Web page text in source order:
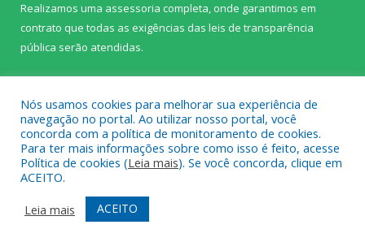
Realizamos uma assessoria completa, onde garantimos em
contrato que todas as exigências das leis de transparência
pública serão atendidas.
Todos os direitos reservados a Câmara Municipal de Prainha.
Mapa do Site
Acessar Área Administrativa
Acessar Webmail
Nós usamos cookies para melhorar sua experiência de
navegação no portal. Ao utilizar nosso portal, você
concorda com a política de monitoramento de cookies.
Para ter mais informações sobre como isso é feito, acesse
Política de cookies (Leia mais). Se você concorda, clique em
ACEITO.
Leia mais
ACEITO